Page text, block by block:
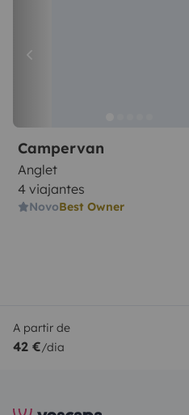
Campervan
Anglet
4 viajantes
NovoBest Owner
A partir de
42 €/dia